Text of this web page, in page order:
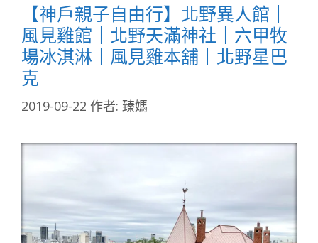
【神戶親子自由行】北野異人館｜
風見雞館｜北野天滿神社｜六甲牧
場冰淇淋｜風見雞本舖｜北野星巴
克
2019-09-22 作者: 臻媽